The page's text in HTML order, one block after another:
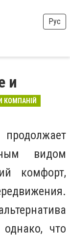
Рус
и
КОМПАНІЙ
видом
комфорт,
однако, что